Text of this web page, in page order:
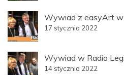
Wywiad z easyArt w
17 stycznia 2022
Wywiad w Radio
14 stycznia 2022